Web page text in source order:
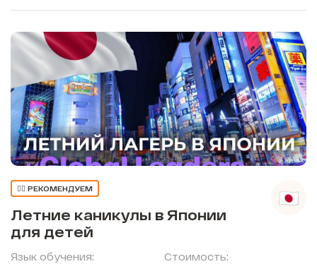
👍🏼 РЕКОМЕНДУЕМ
Летние каникулы в Японии
для детей
Язык обучения:
Стоимость: